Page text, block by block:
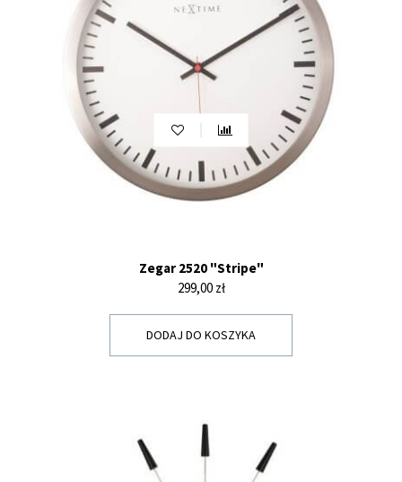
Zegar 2520 "Stripe"
Cena
299,00 zł
DODAJ DO KOSZYKA